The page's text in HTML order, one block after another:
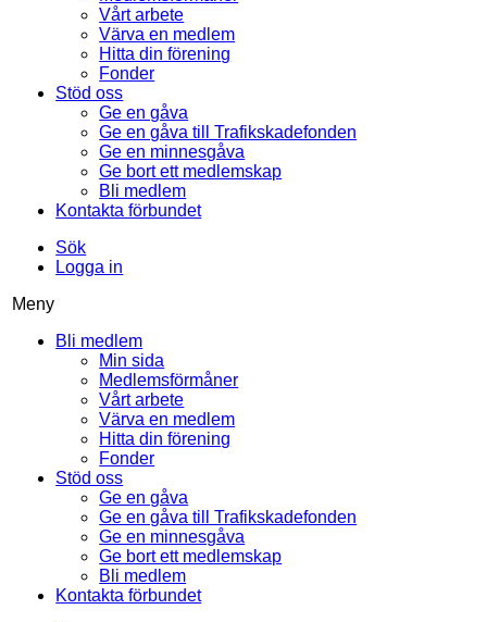
Vårt arbete
Värva en medlem
Hitta din förening
Fonder
Stöd oss
Ge en gåva
Ge en gåva till Trafikskadefonden
Ge en minnesgåva
Ge bort ett medlemskap
Bli medlem
Kontakta förbundet
Sök
Logga in
Meny
Bli medlem
Min sida
Medlemsförmåner
Vårt arbete
Värva en medlem
Hitta din förening
Fonder
Stöd oss
Ge en gåva
Ge en gåva till Trafikskadefonden
Ge en minnesgåva
Ge bort ett medlemskap
Bli medlem
Kontakta förbundet